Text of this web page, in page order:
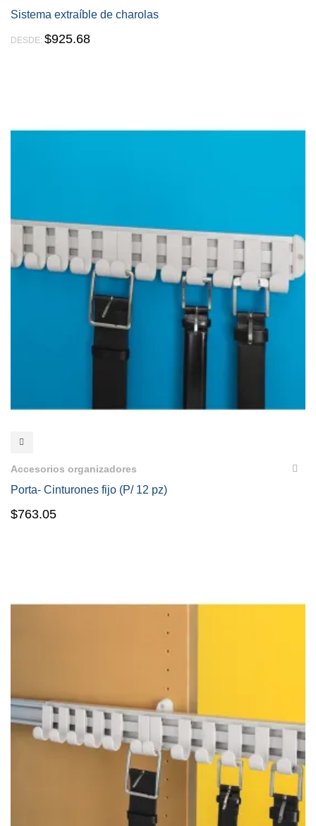
Sistema extraíble de charolas
DESDE: $925.68
Accesorios organizadores
Porta- Cinturones fijo (P/ 12 pz)
$763.05